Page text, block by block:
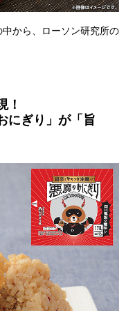
から、ローソン研究所の
！
にぎり」が「旨